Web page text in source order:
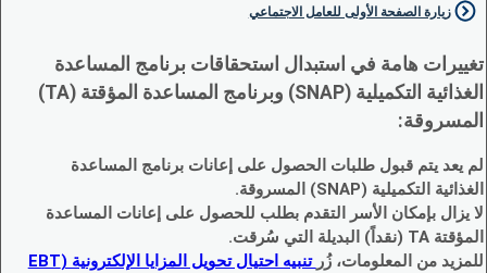
زيارة الصفحة الأولى للعامل الاجتماعي
تغييرات هامة في استبدال استحقاقات برنامج المساعدة
الغذائية التكميلية (SNAP) وبرنامج المساعدة المؤقتة (TA)
المسروقة:
لم يعد يتم قبول طلبات الحصول على إعانات برنامج المساعدة
الغذائية التكميلية (SNAP) المسروقة.
لا يزال بإمكان الأسر التقدم بطلب للحصول على إعانات المساعدة
المؤقتة TA (نقداً) البديلة التي سُرقت.
للمزيد من المعلومات، زُر
تنبيه احتيال تحويل المزايا الإلكترونية (EBT